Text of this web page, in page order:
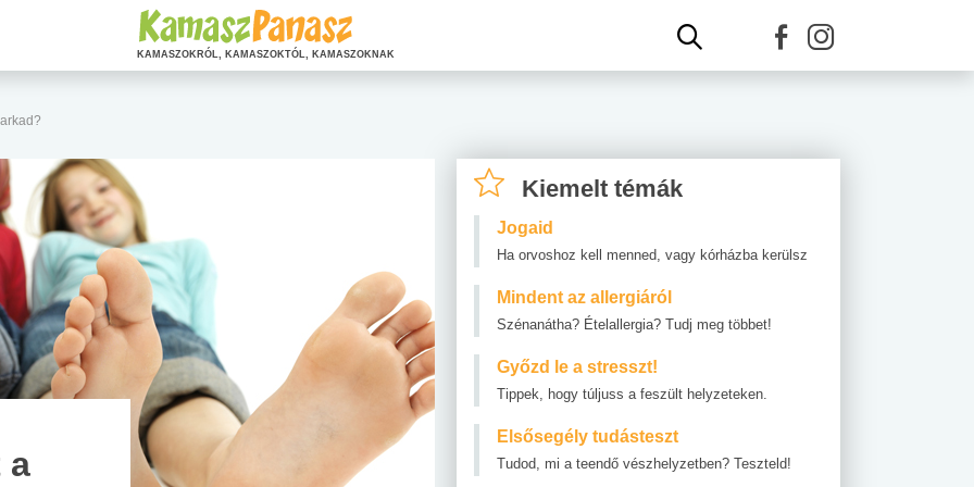
a
Kiemelt témák
Jogaid
Ha orvoshoz kell menned, vagy kórházba kerülsz
Mindent az allergiáról
Szénanátha? Ételallergia? Tudj meg többet!
Győzd le a stresszt!
Tippek, hogy túljuss a feszült helyzeteken.
Elsősegély tudásteszt
Tudod, mi a teendő vészhelyzetben? Teszteld!
KAMASZOKRÓL, KAMASZOKTÓL, KAMASZOKNAK